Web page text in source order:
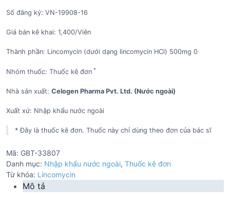
Số đăng ký: VN-19908-16
Giá bán kê khai: 1,400/Viên
Thành phần: Lincomycin (dưới dạng lincomycin HCl) 500mg 0
Nhóm thuốc: Thuốc kê đơn *
Nhà sản xuất: Celogen Pharma Pvt. Ltd. (Nước ngoài)
Xuất xứ: Nhập khẩu nước ngoài
* Đây là thuốc kê đơn. Thuốc này chỉ dùng theo đơn của bác sĩ
Mã: GBT-33807
Danh mục: Nhập khẩu nước ngoài, Thuốc kê đơn
Từ khóa: Lincomycin
Mô tả